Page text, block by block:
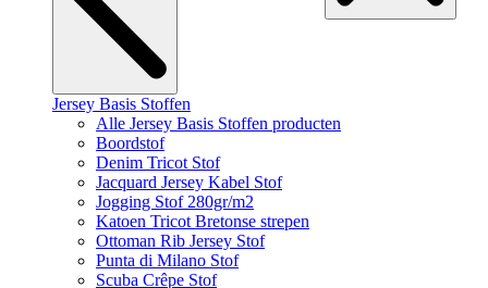
Jersey Basis Stoffen
Alle Jersey Basis Stoffen producten
Boordstof
Denim Tricot Stof
Jacquard Jersey Kabel Stof
Jogging Stof 280gr/m2
Katoen Tricot Bretonse strepen
Ottoman Rib Jersey Stof
Punta di Milano Stof
Scuba Crêpe Stof